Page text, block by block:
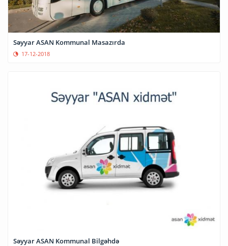
Səyyar ASAN Kommunal Masazırda
17-12-2018
Səyyar ASAN Kommunal Bilgəhdə